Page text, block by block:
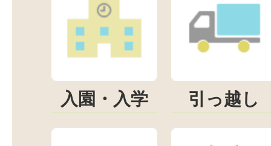
入園・入学 引っ越し